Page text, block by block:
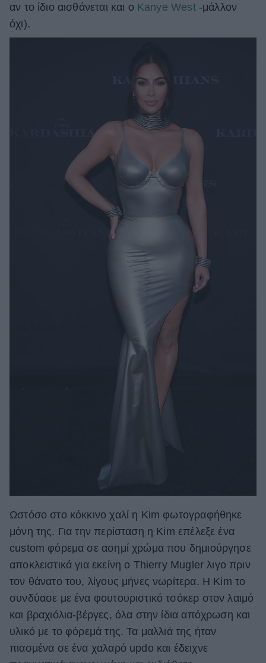
Hautes Grecians
αν το ίδιο αισθάνεται και ο Kanye West-μάλλον
όχι).
Ωστόσο στο κόκκινο χαλί η Κim φωτογραφήθηκε
μόνη της. Για την περίσταση η Kim επέλεξε ένα
custom φόρεμα σε ασημί χρώμα που δημιούργησε
αποκλειστικά για εκείνη ο Thierry Mugler λιγο πριν
τον θάνατο του, λίγους μήνες νωρίτερα. Η Kim το
συνδύασε με ένα φουτουριστικό τσόκερ στον λαιμό
και βραχιόλια-βέργες, όλα στην ίδια απόχρωση και
υλικό με το φόρεμά της. Τα μαλλιά της ήταν
πιασμένα σε ένα χαλαρό updo και έδειχνε